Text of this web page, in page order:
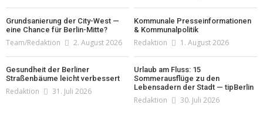
Grundsanierung der City-West —
eine Chance für Berlin-Mitte?
Team/Redaktion 2. August 2026
Kommunale Presseinformationen
& Kommunalpolitik
Redaktion 1. August 2026
Gesundheit der Berliner
Straßenbäume leicht verbessert
Redaktion 31. Juli 2026
Urlaub am Fluss: 15
Sommerausflüge zu den
Lebensadern der Stadt — tipBerlin
Redaktion 30. Juli 2026